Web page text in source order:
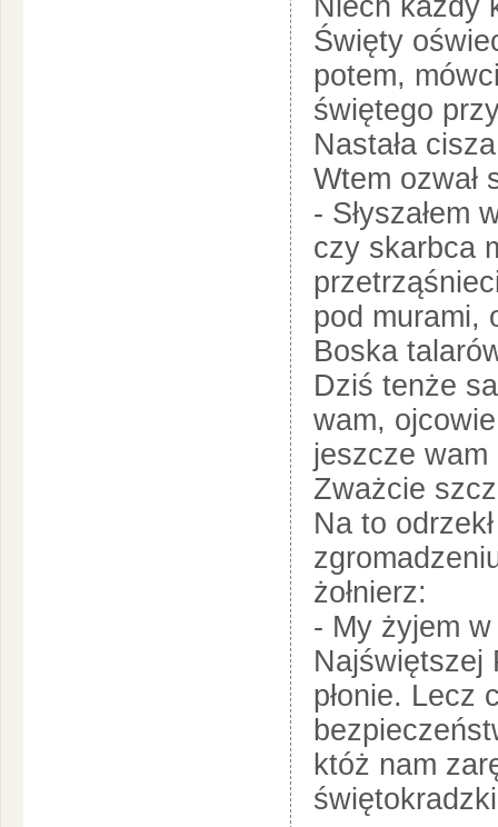
Niech każdy
Święty
potem,
świętego
Nastała
Wtem ozwał
- Słyszałem
czy skarbca
pod murami,
Boska
Dziś tenże
wam,
jeszcze wam
Zważcie
Na to
żołnierz:
- My żyjem
Najświętszej
płonie. Lecz
któż nam